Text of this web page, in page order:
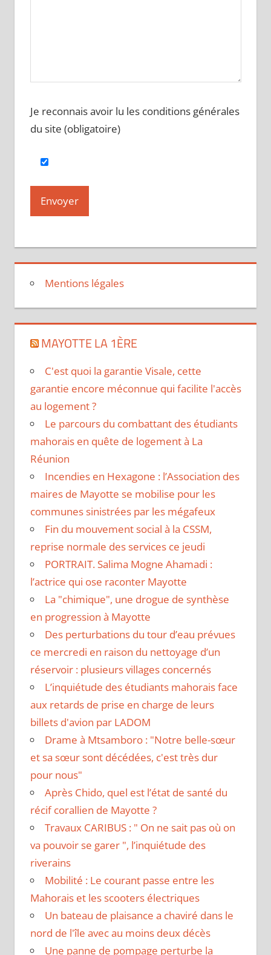
Je reconnais avoir lu les conditions générales
du site (obligatoire)
Mentions légales
MAYOTTE LA 1ÈRE
C'est quoi la garantie Visale, cette
garantie encore méconnue qui facilite l'accès
au logement ?
Le parcours du combattant des étudiants
mahorais en quête de logement à La
Réunion
Incendies en Hexagone : l’Association des
maires de Mayotte se mobilise pour les
communes sinistrées par les mégafeux
Fin du mouvement social à la CSSM,
reprise normale des services ce jeudi
PORTRAIT. Salima Mogne Ahamadi :
l’actrice qui ose raconter Mayotte
La "chimique", une drogue de synthèse
en progression à Mayotte
Des perturbations du tour d’eau prévues
ce mercredi en raison du nettoyage d’un
réservoir : plusieurs villages concernés
L’inquiétude des étudiants mahorais face
aux retards de prise en charge de leurs
billets d'avion par LADOM
Drame à Mtsamboro : "Notre belle-sœur
et sa sœur sont décédées, c'est très dur
pour nous"
Après Chido, quel est l’état de santé du
récif corallien de Mayotte ?
Travaux CARIBUS : " On ne sait pas où on
va pouvoir se garer ", l’inquiétude des
riverains
Mobilité : Le courant passe entre les
Mahorais et les scooters électriques
Un bateau de plaisance a chaviré dans le
nord de l'île avec au moins deux décès
Une panne de pompage perturbe la